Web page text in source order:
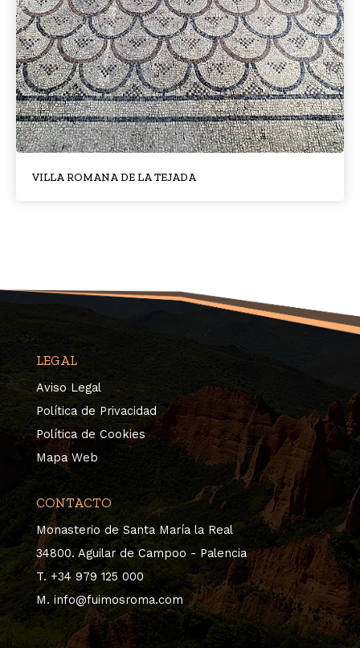
VILLA ROMANA DE LA TEJADA
LEGAL
Aviso Legal
Política de Privacidad
Política de Cookies
Mapa Web
CONTACTO
Monasterio de Santa María la Real
34800. Aguilar de Campoo - Palencia
T. +34 979 125 000
M. info@fuimosroma.com